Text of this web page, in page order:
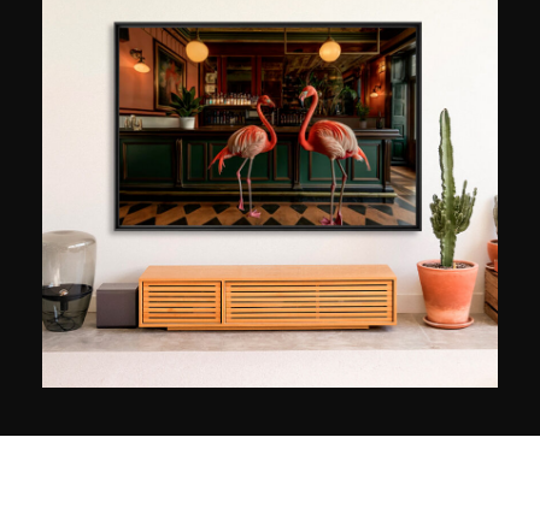
dal forte carattere pubblicitario.